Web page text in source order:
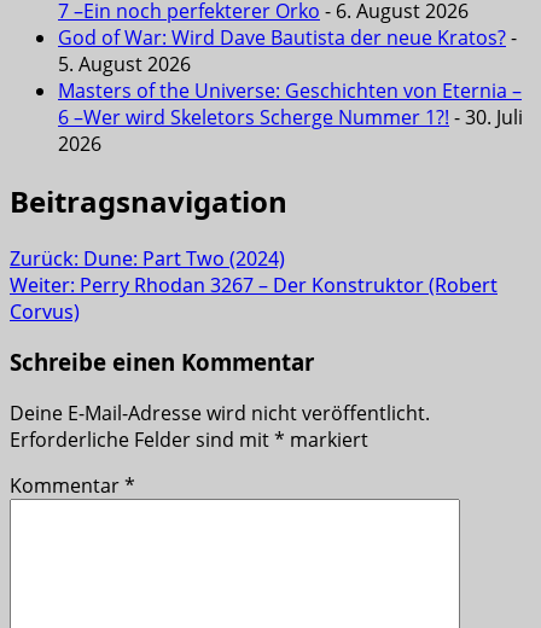
7 –Ein noch perfekterer Orko - 6. August 2026
God of War: Wird Dave Bautista der neue Kratos?-
5. August 2026
Masters of the Universe: Geschichten von Eternia –
6 –Wer wird Skeletors Scherge Nummer 1?! - 30. Juli
2026
Beitragsnavigation
Zurück: Dune: Part Two (2024)
Weiter: Perry Rhodan 3267 – Der Konstruktor (Robert
Corvus)
Schreibe einen Kommentar
Deine E-Mail-Adresse wird nicht veröffentlicht.
Erforderliche Felder sind mit* markiert
Kommentar*